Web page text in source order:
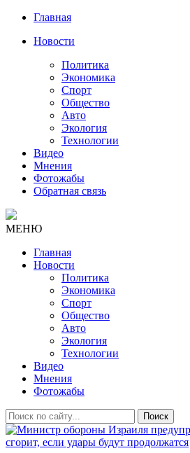
Главная
Новости
Политика
Экономика
Спорт
Общество
Авто
Экология
Технологии
Видео
Мнения
Фотожабы
Обратная связь
МЕНЮ
Главная
Новости
Политика
Экономика
Спорт
Общество
Авто
Экология
Технологии
Видео
Мнения
Фотожабы
Поиск